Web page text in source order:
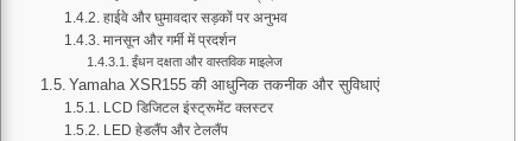
हाईवे और घुमावदार सड़कों पर अनुभव
मानसून और गर्मी में प्रदर्शन
ईंधन दक्षता और वास्तविक माइलेज
Yamaha XSR155 की आधुनिक तकनीक और सुविधाएं
LCD डिजिटल इंस्ट्रूमेंट क्लस्टर
LED हेडलैंप और टेललैंप